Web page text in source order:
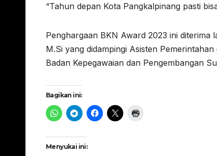
“Tahun depan Kota Pangkalpinang pasti
Penghargaan BKN Award 2023 ini diterima
M.Si yang didampingi Asisten
Badan Kepegawaian dan Pengembangan
Bagikan ini:
Menyukai ini: